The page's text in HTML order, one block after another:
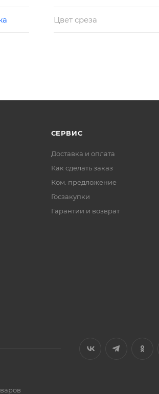
Цвет среза
СЕРВИС
Доставка и оплата
Как сделать заказ
Ком. предложение
Госзакупки
Гарантии и возврат